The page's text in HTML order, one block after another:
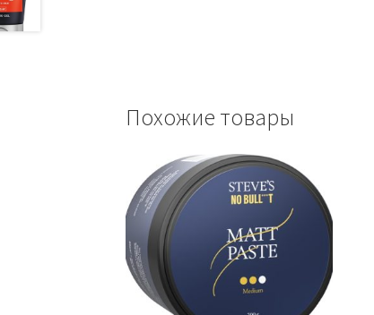
Похожие товары